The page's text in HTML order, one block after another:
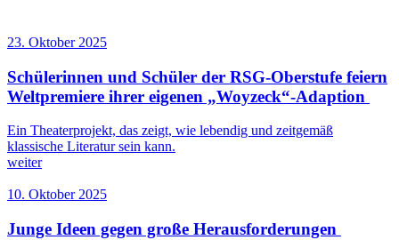
23. Oktober 2025
Schülerinnen und Schüler der RSG-Oberstufe feiern
Weltpremiere ihrer eigenen „Woyzeck“-Adaption
Ein Theaterprojekt, das zeigt, wie lebendig und zeitgemäß
klassische Literatur sein kann.
weiter
10. Oktober 2025
Junge Ideen gegen große Herausforderungen